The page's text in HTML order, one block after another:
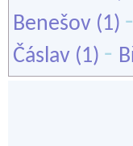
Benešov (1) -
Čáslav (1) -